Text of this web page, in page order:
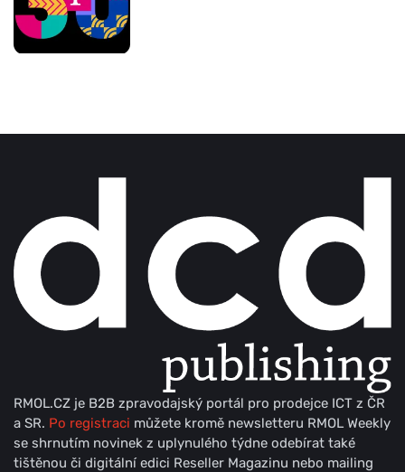
RMOL.CZ je B2B zpravodajský portál pro prodejce ICT z ČR
a SR. Po registraci můžete kromě newsletteru RMOL Weekly
se shrnutím novinek z uplynulého týdne odebírat také
tištěnou či digitální edici Reseller Magazinu nebo mailing